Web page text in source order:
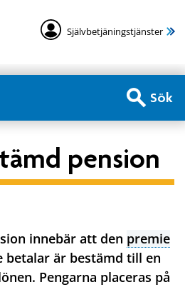
Självbetjäningstjänster
Sök
pension
innebär att den premie
betalar är bestämd till en
Pengarna placeras på